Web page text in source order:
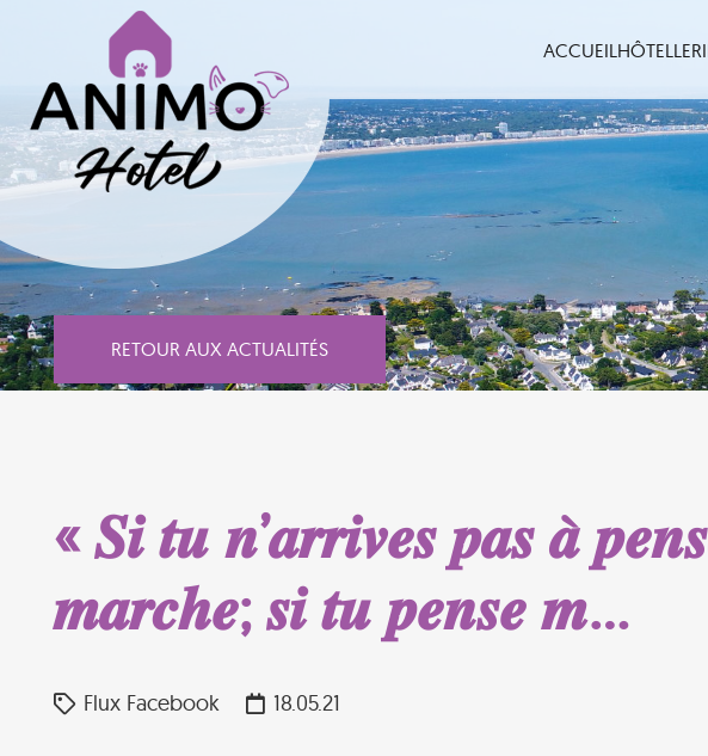
ACCUEIL
RETOUR AUX ACTUALITÉS
« 𝑺𝒊 𝒕𝒖 𝒏’𝒂𝒓𝒓𝒊𝒗𝒆𝒔 𝒑𝒂𝒔 𝒂̀
𝒎𝒂𝒓𝒄𝒉𝒆; 𝒔𝒊 𝒕𝒖 𝒑𝒆𝒏𝒔𝒆 𝒎…
Flux Facebook 18.05.21